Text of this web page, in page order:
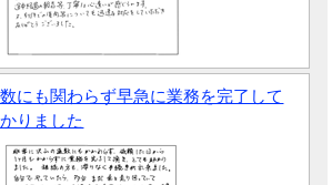
にも関わらず早急に業務を完了して
りました